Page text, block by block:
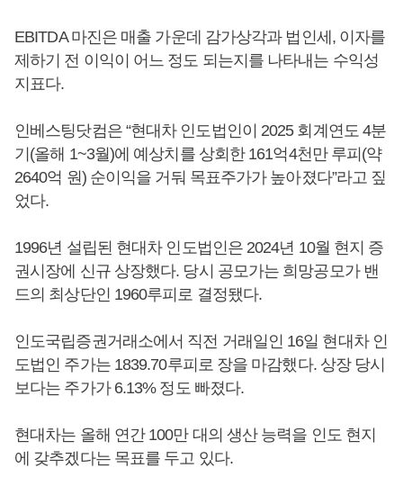
EBITDA 마진은 매출 가운데 감가상각과 법인세, 이자를
제하기 전 이익이 어느 정도 되는지를 나타내는 수익성
지표다.
인베스팅닷컴은 “현대차 인도법인이 2025 회계연도 4분
기(올해 1~3월)에 예상치를 상회한 161억4천만 루피(약
2640억 원) 순이익을 거둬 목표주가가 높아졌다”라고 짚
었다.
1996년 설립된 현대차 인도법인은 2024년 10월 현지 증
권시장에 신규 상장했다. 당시 공모가는 희망공모가 밴
드의 최상단인 1960루피로 결정됐다.
인도국립증권거래소에서 직전 거래일인 16일 현대차 인
도법인 주가는 1839.70루피로 장을 마감했다. 상장 당시
보다는 주가가 6.13% 정도 빠졌다.
현대차는 올해 연간 100만 대의 생산 능력을 인도 현지
에 갖추겠다는 목표를 두고 있다.